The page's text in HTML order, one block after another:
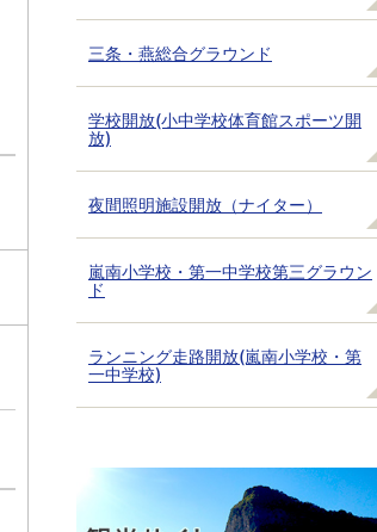
三条・燕総合グラウンド
学校開放(小中学校体育館スポーツ開
放)
夜間照明施設開放（ナイター）
嵐南小学校・第一中学校第三グラウン
ド
ランニング走路開放(嵐南小学校・第
一中学校)